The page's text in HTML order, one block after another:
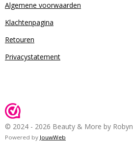
Algemene voorwaarden
Klachtenpagina
Retouren
Privacystatement
© 2024 - 2026 Beauty & More by Robyn
Powered by JouwWeb